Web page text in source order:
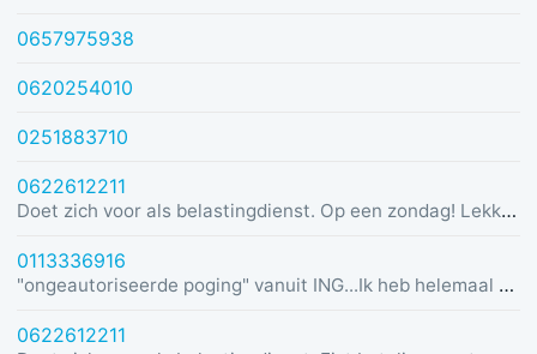
0657975938
0620254010
0251883710
0622612211
Doet zich voor als belastingdienst. Op een zondag! Lekker dom
0113336916
"ongeautoriseerde poging" vanuit ING...Ik heb helemaal geen rekening bij ING :)
0622612211